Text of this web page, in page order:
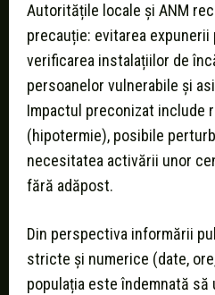
Autoritățile locale și ANM
precauție: evitarea
verificarea instalațiilor de
persoanelor vulnerabile și
Impactul preconizat include
(hipotermie), posibile
necesitatea activării unor
fără adăpost.
Din perspectiva informării
stricte și numerice (date,
populația este îndemnată